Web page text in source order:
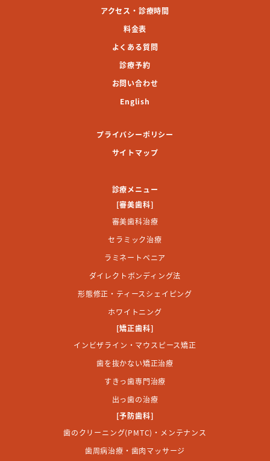
アクセス・診療時間
料金表
よくある質問
診療予約
お問い合わせ
English
プライバシーポリシー
サイトマップ
診療メニュー
[審美歯科]
審美歯科治療
セラミック治療
ラミネートベニア
ダイレクトボンディング法
形態修正・ティースシェイピング
ホワイトニング
[矯正歯科]
インビザライン・マウスピース矯正
歯を抜かない矯正治療
すきっ歯専門治療
出っ歯の治療
[予防歯科]
歯のクリーニング(PMTC)・メンテナンス
歯周病治療・歯肉マッサージ